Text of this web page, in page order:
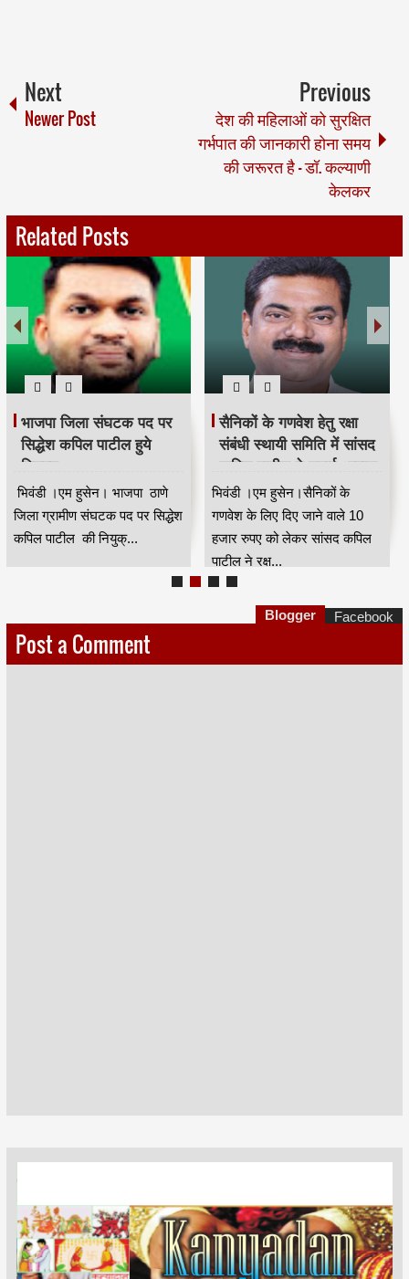
Next
Newer Post
Previous
देश की महिलाओं को सुरक्षित
गर्भपात की जानकारी होना समय
की जरूरत है - डॉ. कल्याणी
केलकर
Related Posts
भाजपा जिला संघटक पद पर
सिद्धेश कपिल पाटील हुये
नियुक्त
भिवंडी ।एम हुसेन। भाजपा ठाणे
जिला ग्रामीण संघटक पद पर सिद्धेश
कपिल पाटील की नियुक्...
सैनिकों के गणवेश हेतु रक्षा
संबंधी स्थायी समिति में सांसद
कपिल पाटील ने उठाई आवाज
भिवंडी ।एम हुसेन।सैनिकों के
गणवेश के लिए दिए जाने वाले 10
हजार रुपए को लेकर सांसद कपिल
पाटील ने रक्ष...
Post a Comment
Blogger Facebook